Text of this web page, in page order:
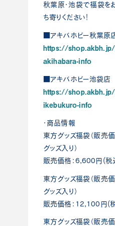
秋葉原・池袋で福袋を
ち寄りください！
■アキバホビー秋葉原
https://
akihabara-info
■アキバホビー池袋店
https://
ikebukuro-info
・商品情報
東方グッズ福袋（販売
グッズ入り）
販売価格：6,600円(税
東方グッズ福袋（販売
グッズ入り）
販売価格：12,100円(
東方グッズ福袋（販売